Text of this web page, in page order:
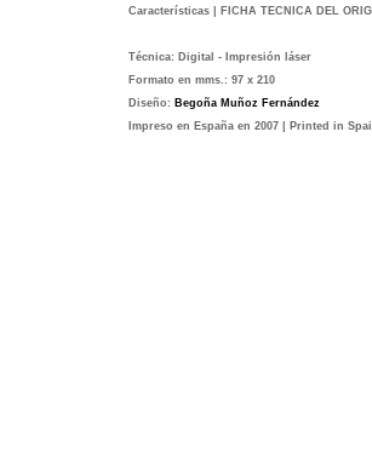
Características | FICHA TECNICA DEL
Técnica: Digital - Impresión láser
Formato en mms.: 97 x 210
Diseño: Begoña Muñoz Fernández
Impreso en España en 2007 | Printed in